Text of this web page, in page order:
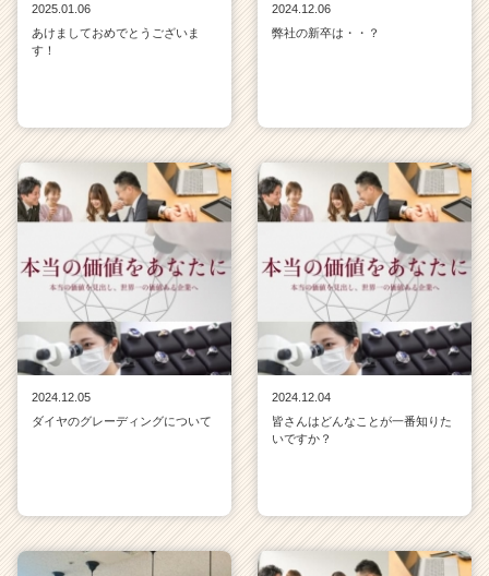
2025.01.06
あけましておめでとうございま
す！
2024.12.06
弊社の新卒は・・？
2024.12.05
ダイヤのグレーディングについて
2024.12.04
皆さんはどんなことが一番知りた
いですか？